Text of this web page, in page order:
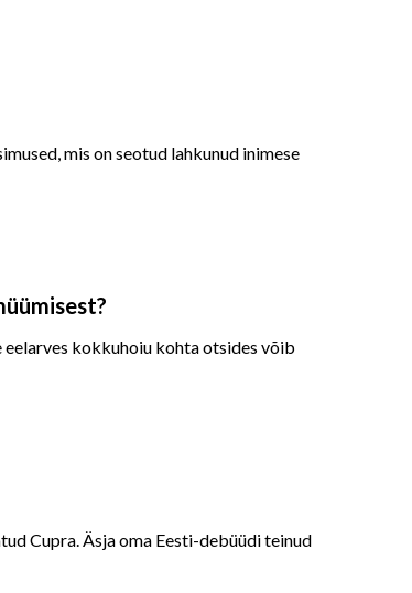
mis on seotud lahkunud inimese
eelarves kokkuhoiu kohta otsides võib
Cupra. Äsja oma Eesti-debüüdi teinud